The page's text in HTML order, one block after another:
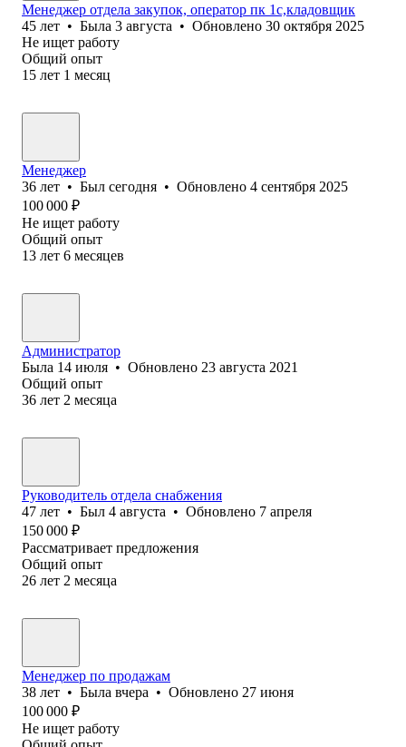
Менеджер отдела закупок, оператор пк 1с,кладовщик
45 лет • Была 3 августа • Обновлено 30 октября 2025
Не ищет работу
Общий опыт
15 лет 1 месяц
Менеджер
36 лет • Был сегодня • Обновлено 4 сентября 2025
100 000 ₽
Не ищет работу
Общий опыт
13 лет 6 месяцев
Администратор
Была 14 июля • Обновлено 23 августа 2021
Общий опыт
36 лет 2 месяца
Руководитель отдела снабжения
47 лет • Был 4 августа • Обновлено 7 апреля
150 000 ₽
Рассматривает предложения
Общий опыт
26 лет 2 месяца
Менеджер по продажам
38 лет • Была вчера • Обновлено 27 июня
100 000 ₽
Не ищет работу